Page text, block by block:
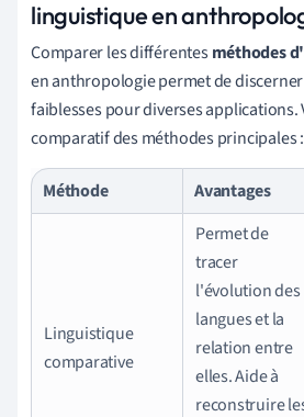
linguistique en
Comparer les différentesméthodes
en anthropologie permet de
faiblesses pour diverses applications.
comparatif des méthodes principales :
Méthode Avantages
Linguistique
comparative
Permet de
tracer
l'évolution des
langues et la
relation entre
elles. Aide à
reconstruire